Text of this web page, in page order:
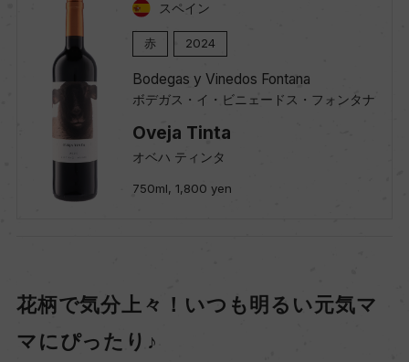
スペイン
赤 2024
Bodegas y Vinedos Fontana
ボデガス・イ・ビニェードス・フォンタナ
Oveja Tinta
オベハ ティンタ
750ml, 1,800 yen
花柄で気分上々！いつも明るい元気マ
マにぴったり♪